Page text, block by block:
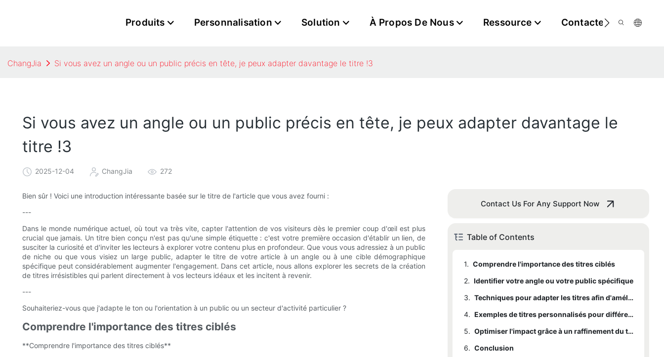
Produits Personnalisation Solution À Propos De Nous Ressource Contactez-Nous
ChangJia Si vous avez un angle ou un public précis en tête, je peux adapter davantage le titre !3
Si vous avez un angle ou un public précis en tête, je peux adapter davantage le
titre !3
2025-12-04 ChangJia 272
Bien sûr ! Voici une introduction intéressante basée sur le titre de l'article que vous avez fourni :
---
Dans le monde numérique actuel, où tout va très vite, capter l'attention de vos visiteurs dès le premier coup d'œil est plus
crucial que jamais. Un titre bien conçu n'est pas qu'une simple étiquette : c'est votre première occasion d'établir un lien, de
susciter la curiosité et d'inviter les lecteurs à explorer votre contenu plus en profondeur. Que vous vous adressiez à un public
de niche ou que vous visiez un large public, adapter le titre de votre article à un angle ou à une cible démographique
spécifique peut considérablement augmenter l'engagement. Dans cet article, nous allons explorer les secrets de la création
de titres irrésistibles qui parlent directement à vos lecteurs idéaux et les incitent à revenir.
---
Souhaiteriez-vous que j'adapte le ton ou l'orientation à un public ou un secteur d'activité particulier ?
Comprendre l'importance des titres ciblés
**Comprendre l'importance des titres ciblés**
Contact Us For Any Support Now
Table of Contents
1. Comprendre l'importance des titres ciblés
2. Identifier votre angle ou votre public spécifique
3.
Techniques pour adapter les titres afin d'améliorer l'engagement
4.
Exemples de titres personnalisés pour différentes niches
5.
Optimiser l'impact grâce à un raffinement du titre axé sur le public
6. Conclusion